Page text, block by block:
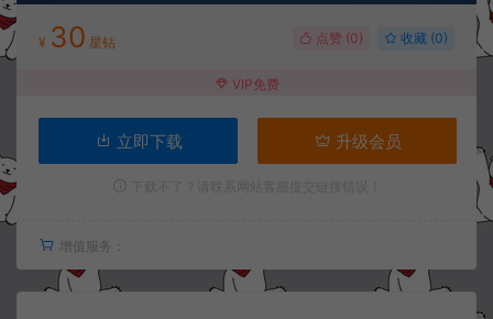
¥ 30 星钻 点赞 (0) 收藏 (0)
VIP免费
立即下载 升级会员
增值服务：